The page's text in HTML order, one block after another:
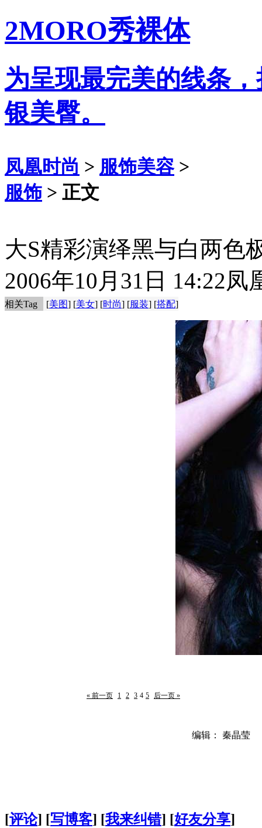
2MORO秀裸体
为呈现最完美的线条
银美臀。
凤凰时尚 > 服饰美容>
服饰 > 正文
大S精彩演绎黑与白两色
2006年10月31日 14:22凤
相关Tag [美图] [美女] [时尚] [服装] [搭配]
« 前一页 1 2 3 4 5 后一页 »
编辑： 秦晶莹
[评论] [写博客] [我来纠错] [好友分享]